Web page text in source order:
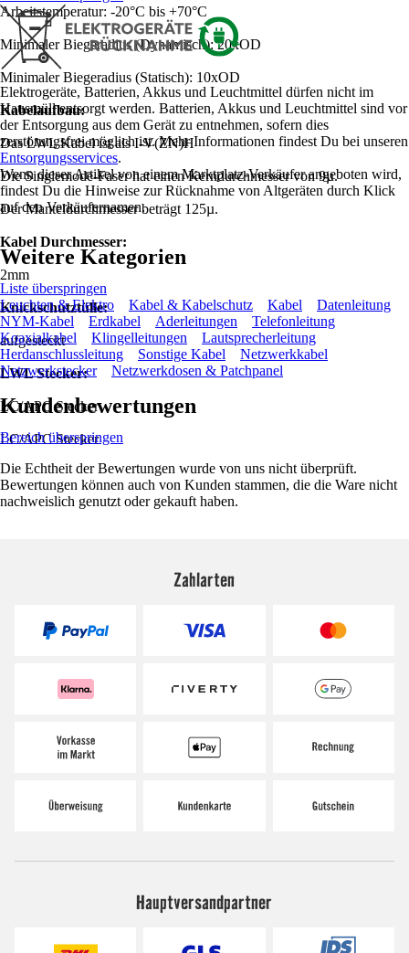
Arbeitstemperatur: -20°C bis +70°C
Minimaler Biegeradius (Dynamisch): 20xOD
Minimaler Biegeradius (Statisch): 10xOD
Kabelaufbau:
Das LWL Kabel ist als I-V(ZN)H
Die Singlemode-Faser hat einen Kerndurchmesser von 9µ.
Der Manteldurchmesser beträgt 125µ.
Kabel Durchmesser:
2mm
Knickschutztülle:
aufgesteckt
LWL Stecker:
LC/APC Stecker
LC/APC Stecker
Elektrogeräte, Batterien, Akkus und Leuchtmittel dürfen nicht im
Hausmüll entsorgt werden. Batterien, Akkus und Leuchtmittel sind vor
der Entsorgung aus dem Gerät zu entnehmen, sofern dies
zerstörungsfrei möglich ist. Mehr Informationen findest Du bei unseren
Entsorgungsservices.
Wenn dieser Artikel von einem Marktplatz-Verkäufer angeboten wird,
findest Du die Hinweise zur Rücknahme von Altgeräten durch Klick
auf den Verkäufernamen.
Weitere Kategorien
Liste überspringen
Leuchten & Elektro
Kabel & Kabelschutz Kabel
Datenleitung
NYM-Kabel
Erdkabel Aderleitungen
Telefonleitung
Koaxialkabel
Klingelleitungen
Lautsprecherleitung
Herdanschlussleitung
Sonstige Kabel
Netzwerkkabel
Netzwerkstecker
Netzwerkdosen & Patchpanel
Kundenbewertungen
Bereich überspringen
Die Echtheit der Bewertungen wurde von uns nicht überprüft.
Bewertungen können auch von Kunden stammen, die die Ware nicht
nachweislich genutzt oder gekauft haben.
Zahlarten
Hauptversandpartner